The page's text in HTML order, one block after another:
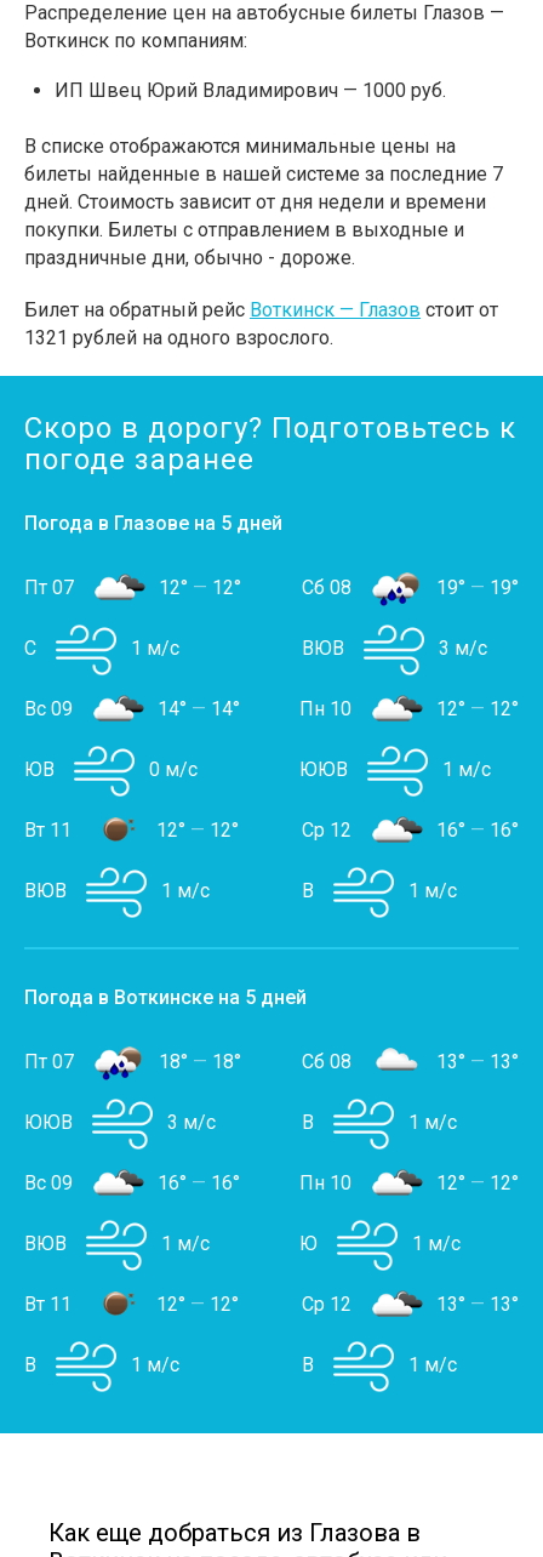
Распределение цен на автобусные билеты Глазов —
Воткинск по компаниям:
ИП Швец Юрий Владимирович — 1000 руб.
В списке отображаются минимальные цены на
билеты найденные в нашей системе за последние 7
дней. Стоимость зависит от дня недели и времени
покупки. Билеты с отправлением в выходные и
праздничные дни, обычно - дороже.
Билет на обратный рейс Воткинск — Глазов стоит от
1321 рублей на одного взрослого.
Скоро в дорогу? Подготовьтесь к
погоде заранее
Погода в Глазове на 5 дней
Пт 07 12° — 12°
С 1 м/с
Сб 08 19° — 19°
ВЮВ 3 м/с
Вс 09 14° — 14°
ЮВ 0 м/с
Пн 10 12° — 12°
ЮЮВ 1 м/с
Вт 11 12° — 12°
ВЮВ 1 м/с
Ср 12 16° — 16°
В 1 м/с
Погода в Воткинске на 5 дней
Пт 07 18° — 18°
ЮЮВ 3 м/с
Сб 08 13° — 13°
В 1 м/с
Вс 09 16° — 16°
ВЮВ 1 м/с
Пн 10 12° — 12°
Ю 1 м/с
Вт 11 12° — 12°
В 1 м/с
Ср 12 13° — 13°
В 1 м/с
Как еще добраться из Глазова в